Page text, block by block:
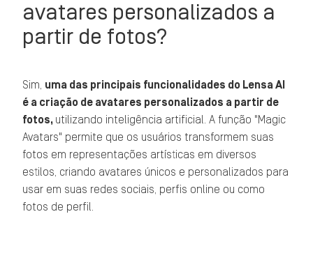
avatares personalizados a
partir de fotos?
Sim, uma das principais funcionalidades do Lensa AI
é a criação de avatares personalizados a partir de
fotos, utilizando inteligência artificial. A função "Magic
Avatars" permite que os usuários transformem suas
fotos em representações artísticas em diversos
estilos, criando avatares únicos e personalizados para
usar em suas redes sociais, perfis online ou como
fotos de perfil.